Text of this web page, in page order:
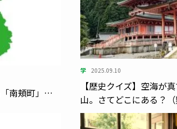
「南頬町」…
学 2025.09.10
【歴史クイズ】空海が
山。さてどこにある？